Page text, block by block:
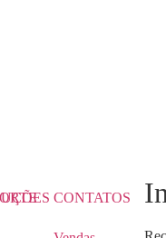
CONTATOS